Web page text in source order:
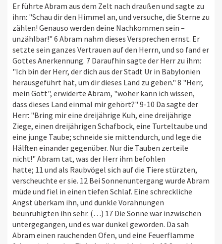
Er führte Abram aus dem Zelt nach draußen und sagte zu
ihm: "Schau dir den Himmel an, und versuche, die Sterne zu
zählen! Genauso werden deine Nachkommen sein –
unzählbar!" 6 Abram nahm dieses Versprechen ernst. Er
setzte sein ganzes Vertrauen auf den Herrn, und so fand er
Gottes Anerkennung. 7 Daraufhin sagte der Herr zu ihm:
"Ich bin der Herr, der dich aus der Stadt Ur in Babylonien
herausgeführt hat, um dir dieses Land zu geben." 8 "Herr,
mein Gott", erwiderte Abram, "woher kann ich wissen,
dass dieses Land einmal mir gehört?" 9-10 Da sagte der
Herr: "Bring mir eine dreijährige Kuh, eine dreijährige
Ziege, einen dreijährigen Schafbock, eine Turteltaube und
eine junge Taube; schneide sie mittendurch, und lege die
Hälften einander gegenüber. Nur die Tauben zerteile
nicht!" Abram tat, was der Herr ihm befohlen
hatte; 11 und als Raubvögel sich auf die Tiere stürzten,
verscheuchte er sie. 12 Bei Sonnenuntergang wurde Abram
müde und fiel in einen tiefen Schlaf. Eine schreckliche
Angst überkam ihn, und dunkle Vorahnungen
beunruhigten ihn sehr. (…) 17 Die Sonne war inzwischen
untergegangen, und es war dunkel geworden. Da sah
Abram einen rauchenden Ofen, und eine Feuerflamme